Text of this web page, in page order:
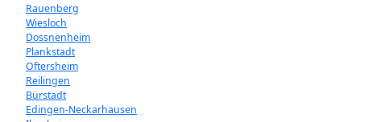
Rauenberg
Wiesloch
Dossnenheim
Plankstadt
Oftersheim
Reilingen
Bürstadt
Edingen-Neckarhausen